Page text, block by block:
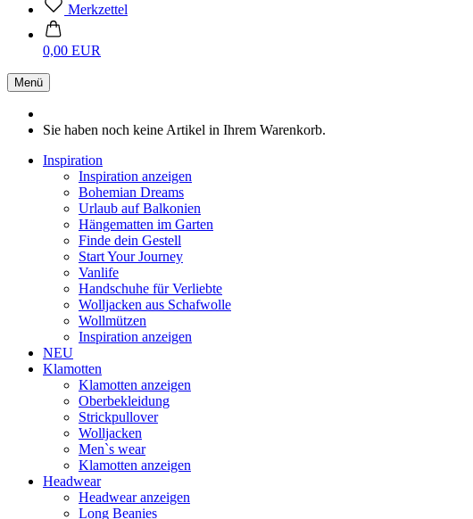
Merkzettel
0,00 EUR
Menü
Sie haben noch keine Artikel in Ihrem Warenkorb.
Inspiration
Inspiration anzeigen
Bohemian Dreams
Urlaub auf Balkonien
Hängematten im Garten
Finde dein Gestell
Start Your Journey
Vanlife
Handschuhe für Verliebte
Wolljacken aus Schafwolle
Wollmützen
Inspiration anzeigen
NEU
Klamotten
Klamotten anzeigen
Oberbekleidung
Strickpullover
Wolljacken
Men`s wear
Klamotten anzeigen
Headwear
Headwear anzeigen
Long Beanies